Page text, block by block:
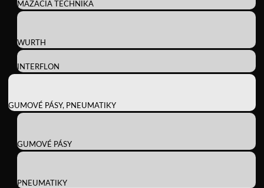
MAZACIA TECHNIKA
WURTH
INTERFLON
GUMOVÉ PÁSY, PNEUMATIKY
GUMOVÉ PÁSY
PNEUMATIKY